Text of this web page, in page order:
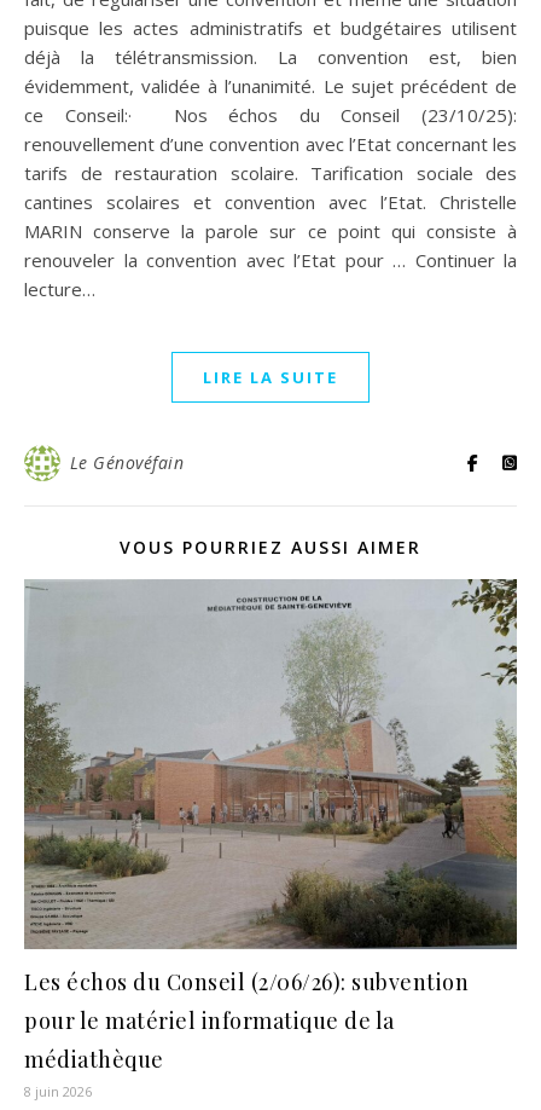
puisque les actes administratifs et budgétaires utilisent
déjà la télétransmission. La convention est, bien
évidemment, validée à l’unanimité. Le sujet précédent de
ce Conseil:· Nos échos du Conseil (23/10/25):
renouvellement d’une convention avec l’Etat concernant les
tarifs de restauration scolaire. Tarification sociale des
cantines scolaires et convention avec l’Etat. Christelle
MARIN conserve la parole sur ce point qui consiste à
renouveler la convention avec l’Etat pour … Continuer la
lecture…
LIRE LA SUITE
Le Génovéfain
VOUS POURRIEZ AUSSI AIMER
Les échos du Conseil (2/06/26): subvention
pour le matériel informatique de la
médiathèque
8 juin 2026